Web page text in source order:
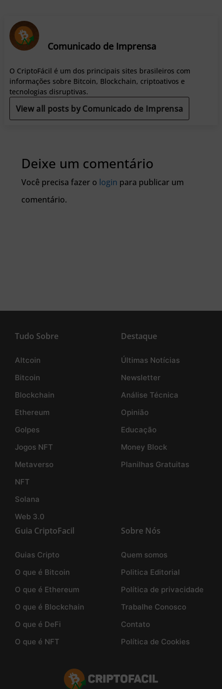
Comunicado de Imprensa
O CriptoFácil é um dos principais sites brasileiros com
informações sobre Bitcoin, Blockchain, criptoativos e
tecnologias disruptivas.
View all posts by Comunicado de Imprensa
Deixe um comentário
Você precisa fazer o login para publicar um
comentário.
Tudo Sobre
Altcoin
Bitcoin
Blockchain
Ethereum
Golpes
Jogos NFT
Metaverso
NFT
Solana
Web 3.0
Destaque
Últimas Notícias
Newsletter
Análise Técnica
Opinião
Educação
Money Block
Planilhas Gratuitas
Guia CriptoFacil
Guias Cripto
O que é Bitcoin
O que é Ethereum
O que é Blockchain
O que é DeFi
O que é NFT
Sobre Nós
Quem somos
Politica Editorial
Política de privacidade
Trabalhe Conosco
Contato
Política de Cookies